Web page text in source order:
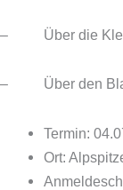
– Über die
– Über den
Termin:
Ort: